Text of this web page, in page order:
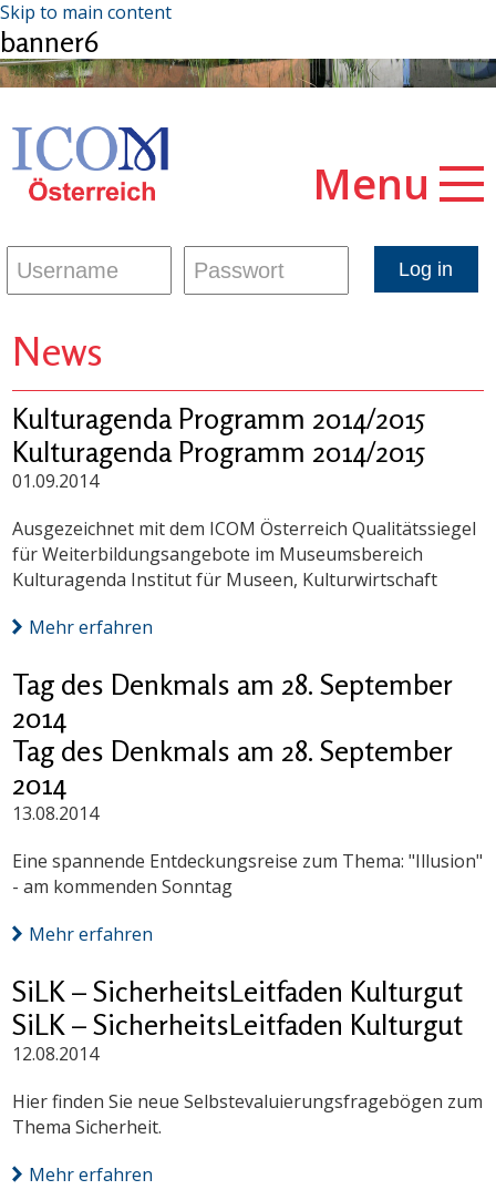
Skip to main content
banner6
Menu
News
Kulturagenda Programm 2014/2015
Kulturagenda Programm 2014/2015
01.09.2014
Ausgezeichnet mit dem ICOM Österreich Qualitätssiegel
für Weiterbildungsangebote im Museumsbereich
Kulturagenda Institut für Museen, Kulturwirtschaft
Mehr erfahren
Tag des Denkmals am 28. September
2014
Tag des Denkmals am 28. September
2014
13.08.2014
Eine spannende Entdeckungsreise zum Thema: "Illusion"
- am kommenden Sonntag
Mehr erfahren
SiLK – SicherheitsLeitfaden Kulturgut
SiLK – SicherheitsLeitfaden Kulturgut
12.08.2014
Hier finden Sie neue Selbstevaluierungsfragebögen zum
Thema Sicherheit.
Mehr erfahren